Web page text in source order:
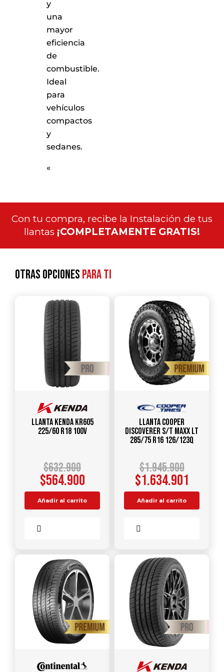
y
una
mayor
eficiencia
de
combustible.
Ideal
para
vehículos
compactos
y
sedanes.
«
Con tu compra, recibe la Instalación de tus
llantas ¡COMPLETAMENTE GRATIS!
Otras opcionespara ti
Llanta KENDA KR605
225/60 R18 100V
$632.900
$564.900
Añadir al carrito
Llanta COOPER
DISCOVERER S/T MAXX LT
285/75 R16 126/123Q
$1.945.900
$1.634.901
Añadir al carrito